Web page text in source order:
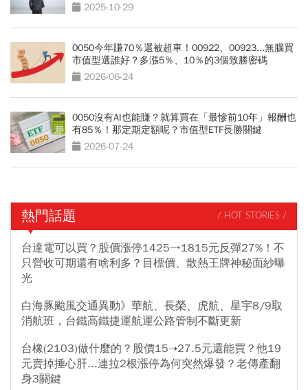
2025-10-29
0050今年賺70％還被超車！00922、00923...無腦買
市值型選誰好？多漲5％、10％的3個致勝密碼
2026-06-24
0050沒有AI也能賺？就算買在「最慘前10年」報酬也
有85％！那定期定額呢？市值型ETF長勝關鍵
2026-07-24
熱門話題 / HOT STORIES /
台達電可以買？股價漲停1425→1815元反彈27%！不
只營收可期還有啥利多？目標價、散熱王牌神秘面紗曝
光
白海豚颱風交通異動》華航、長榮、虎航、星宇8/9取
消航班，台鐵高鐵捷運航運公路管制不斷更新
台橡(2103)做什麼的？股價15➝27.5元還能買？他19
元賣掉捶心肝...連拉2根漲停為何突然爆發？老傳產翻
身3關鍵